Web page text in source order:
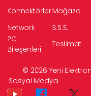
KonnektörlerMağaza
Network
S.S.S.
PC
Bileşenleri
Teslimat
© 2026 Yeni Elektronik